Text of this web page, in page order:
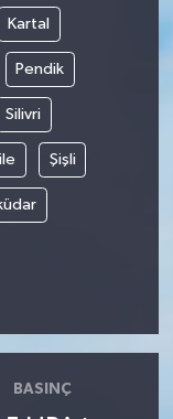
Kartal
Pendik
Silivri
Şişli
BASINÇ